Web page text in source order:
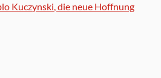
Kuczynski, die neue Hoffnung